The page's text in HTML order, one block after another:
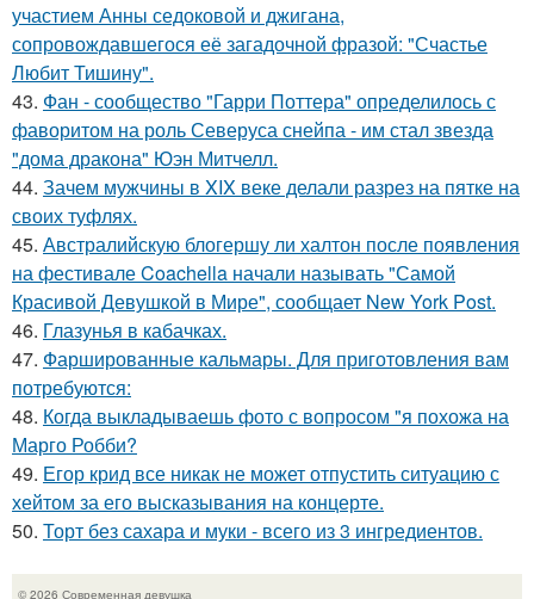
участием Анны седоковой и джигана,
сопровождавшегося её загадочной фразой: "Счастье
Любит Тишину".
43. Фан - сообщество "Гарри Поттера" определилось с
фаворитом на роль Северуса снейпа - им стал звезда
"дома дракона" Юэн Митчелл.
44. Зачем мужчины в XIX веке делали разрез на пятке на
своих туфлях.
45. Австралийскую блогершу ли халтон после появления
на фестивале Coachella начали называть "Самой
Красивой Девушкой в Мире", сообщает New York Post.
46. Глазунья в кабачках.
47. Фаршированные кальмары. Для приготовления вам
потребуются:
48. Когда выкладываешь фото с вопросом "я похожа на
Марго Робби?
49. Егор крид все никак не может отпустить ситуацию с
хейтом за его высказывания на концерте.
50. Торт без сахара и муки - всего из 3 ингредиентов.
© 2026 Современная девушка